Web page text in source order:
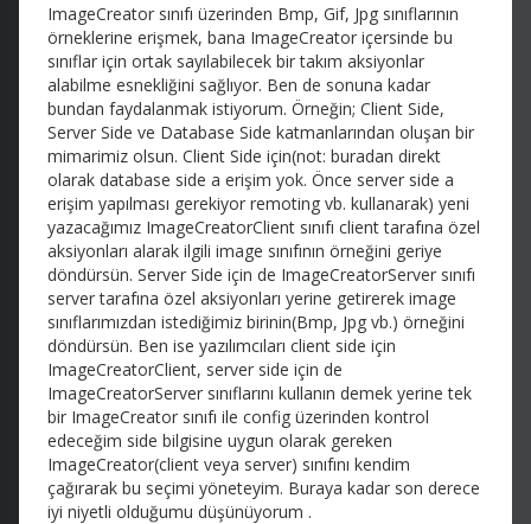
ImageCreator sınıfı üzerinden Bmp, Gif, Jpg sınıflarının
örneklerine erişmek, bana ImageCreator içersinde bu
sınıflar için ortak sayılabilecek bir takım aksiyonlar
alabilme esnekliğini sağlıyor. Ben de sonuna kadar
bundan faydalanmak istiyorum. Örneğin; Client Side,
Server Side ve Database Side katmanlarından oluşan bir
mimarimiz olsun. Client Side için(not: buradan direkt
olarak database side a erişim yok. Önce server side a
erişim yapılması gerekiyor remoting vb. kullanarak) yeni
yazacağımız ImageCreatorClient sınıfı client tarafına özel
aksiyonları alarak ilgili image sınıfının örneğini geriye
döndürsün. Server Side için de ImageCreatorServer sınıfı
server tarafına özel aksiyonları yerine getirerek image
sınıflarımızdan istediğimiz birinin(Bmp, Jpg vb.) örneğini
döndürsün. Ben ise yazılımcıları client side için
ImageCreatorClient, server side için de
ImageCreatorServer sınıflarını kullanın demek yerine tek
bir ImageCreator sınıfı ile config üzerinden kontrol
edeceğim side bilgisine uygun olarak gereken
ImageCreator(client veya server) sınıfını kendim
çağırarak bu seçimi yöneteyim. Buraya kadar son derece
iyi niyetli olduğumu düşünüyorum .